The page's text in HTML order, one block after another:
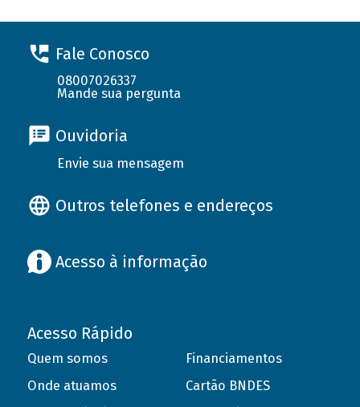
Fale Conosco
08007026337
Mande sua pergunta
Ouvidoria
Envie sua mensagem
Outros telefones e endereços
Acesso à informação
Acesso Rápido
Quem somos
Onde atuamos
Financiamentos
Cartão BNDES